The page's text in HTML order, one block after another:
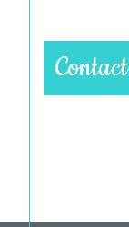
Contact